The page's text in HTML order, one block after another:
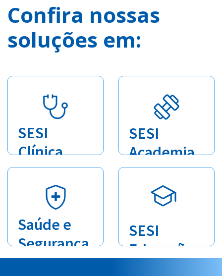
Confira nossas
soluções em:
SESI
Clínica
SESI
Academia
Saúde e
Segurança
no
SESI
Educação